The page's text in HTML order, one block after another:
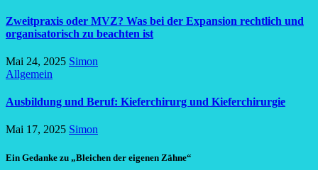
Zweitpraxis oder MVZ? Was bei der Expansion rechtlich und
organisatorisch zu beachten ist
Mai 24, 2025 Simon
Allgemein
Ausbildung und Beruf: Kieferchirurg und Kieferchirurgie
Mai 17, 2025 Simon
Ein Gedanke zu „Bleichen der eigenen Zähne“